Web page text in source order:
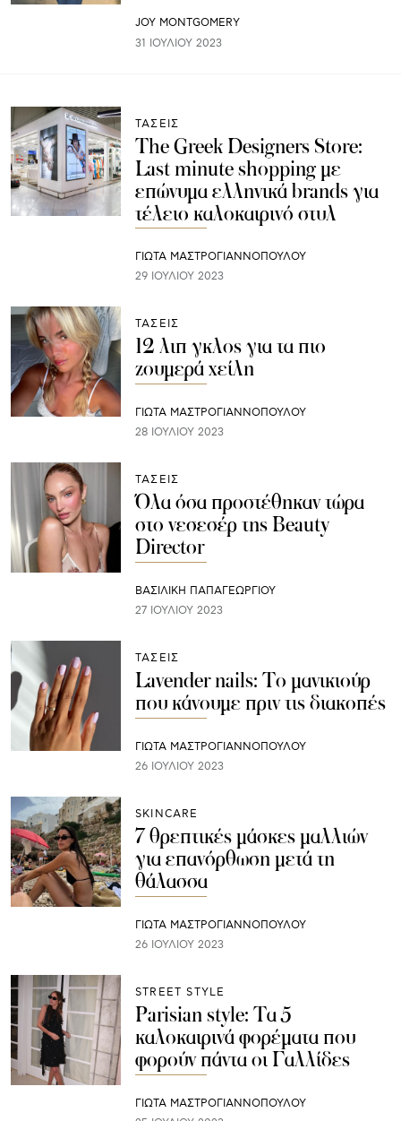
JOY MONTGOMERY
31 ΙΟΥΛΊΟΥ 2023
ΤΑΣΕΙΣ
The Greek Designers Store:
Last minute shopping με
επώνυμα ελληνικά brands για
τέλειο καλοκαιρινό στυλ
ΓΙΩΤΑ ΜΑΣΤΡΟΓΙΑΝΝΟΠΟΥΛΟΥ
29 ΙΟΥΛΊΟΥ 2023
ΤΑΣΕΙΣ
12 λιπ γκλος για τα πιο
ζουμερά χείλη
ΓΙΩΤΑ ΜΑΣΤΡΟΓΙΑΝΝΟΠΟΥΛΟΥ
28 ΙΟΥΛΊΟΥ 2023
ΤΑΣΕΙΣ
Όλα όσα προστέθηκαν τώρα
στο νεσεσέρ της Beauty
Director
ΒΑΣΙΛΙΚΗ ΠΑΠΑΓΕΩΡΓΙΟΥ
27 ΙΟΥΛΊΟΥ 2023
ΤΑΣΕΙΣ
Lavender nails: Το μανικιούρ
που κάνουμε πριν τις διακοπές
ΓΙΩΤΑ ΜΑΣΤΡΟΓΙΑΝΝΟΠΟΥΛΟΥ
26 ΙΟΥΛΊΟΥ 2023
SKINCARE
7 θρεπτικές μάσκες μαλλιών
για επανόρθωση μετά τη
θάλασσα
ΓΙΩΤΑ ΜΑΣΤΡΟΓΙΑΝΝΟΠΟΥΛΟΥ
26 ΙΟΥΛΊΟΥ 2023
STREET STYLE
Parisian style: Τα 5
καλοκαιρινά φορέματα που
φορούν πάντα οι Γαλλίδες
ΓΙΩΤΑ ΜΑΣΤΡΟΓΙΑΝΝΟΠΟΥΛΟΥ